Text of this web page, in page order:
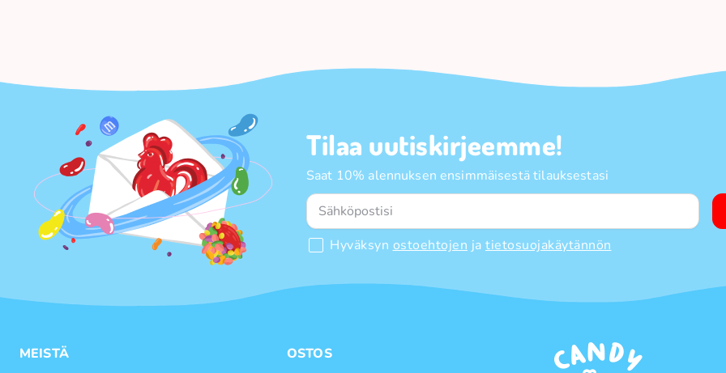
Tilaa uutiskirjeemme!
Saat 10% alennuksen ensimmäisestä tilauksestasi
Hyväksyn ostoehtojen ja tietosuojakäytännön
MEISTÄ OSTOS